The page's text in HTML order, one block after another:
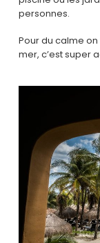
personnes.
Pour du calme
mer, c’est super